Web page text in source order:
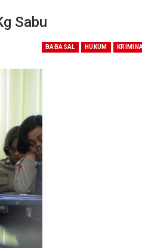
Sabu
BABASAL HUKUM